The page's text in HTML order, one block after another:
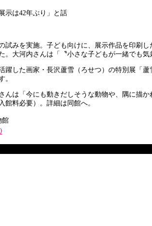
示は42年ぶり」と話
試みを実施。子ども向けに、展示作品を印刷
。大河内さんは「〝小さな子どもが一緒でも
躍した画家・長沢蘆雪（ろせつ）の特別展「
。
んは「今にも動きだしそうな動物や、隅に描
館料必要）。詳細は同館へ。
館